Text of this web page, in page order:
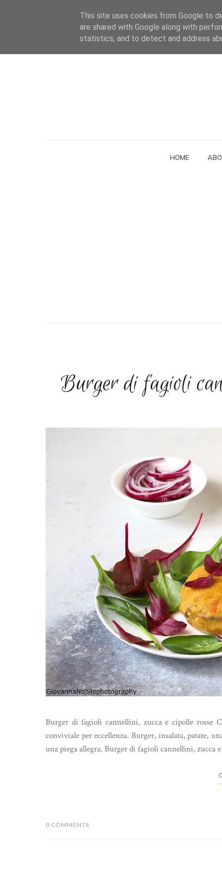
HOME
Burger di fagioli
Burger di fagioli cannellini, zucca e cipolle rosse
conviviale per eccellenza. Burger, insalata, patate,
una piega allegra. Burger di fagioli cannellini, zucca
0 COMMENTS
This site uses cookies from Google to
are shared with Google along with
statistics, and to detect and address